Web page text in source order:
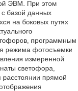
ЭВМ. При этом
базой данных
на боковых путях
программным
режима фотосъемки
измеренной
светофора,
расстоянии прямой